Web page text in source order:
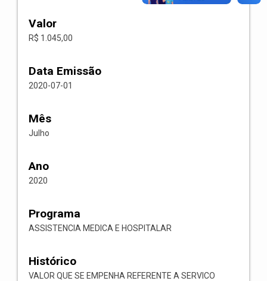
Valor
R$ 1.045,00
Data Emissão
2020-07-01
Mês
Julho
Ano
2020
Programa
ASSISTENCIA MEDICA E HOSPITALAR
Histórico
VALOR QUE SE EMPENHA REFERENTE A SERVICO